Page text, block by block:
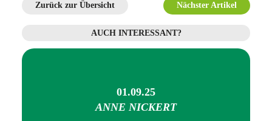
Zurück zur Übersicht Nächster Artikel
AUCH INTERESSANT?
01.09.25
ANNE NICKERT